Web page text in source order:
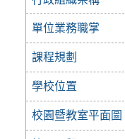
單位業務職掌
課程規劃
學校位置
校園暨教室平面圖